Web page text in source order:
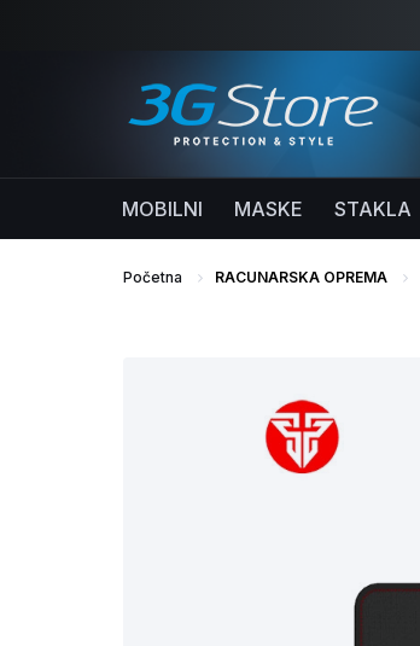
MOBILNI MASKE STAKLA
Početna RACUNARSKA OPREMA